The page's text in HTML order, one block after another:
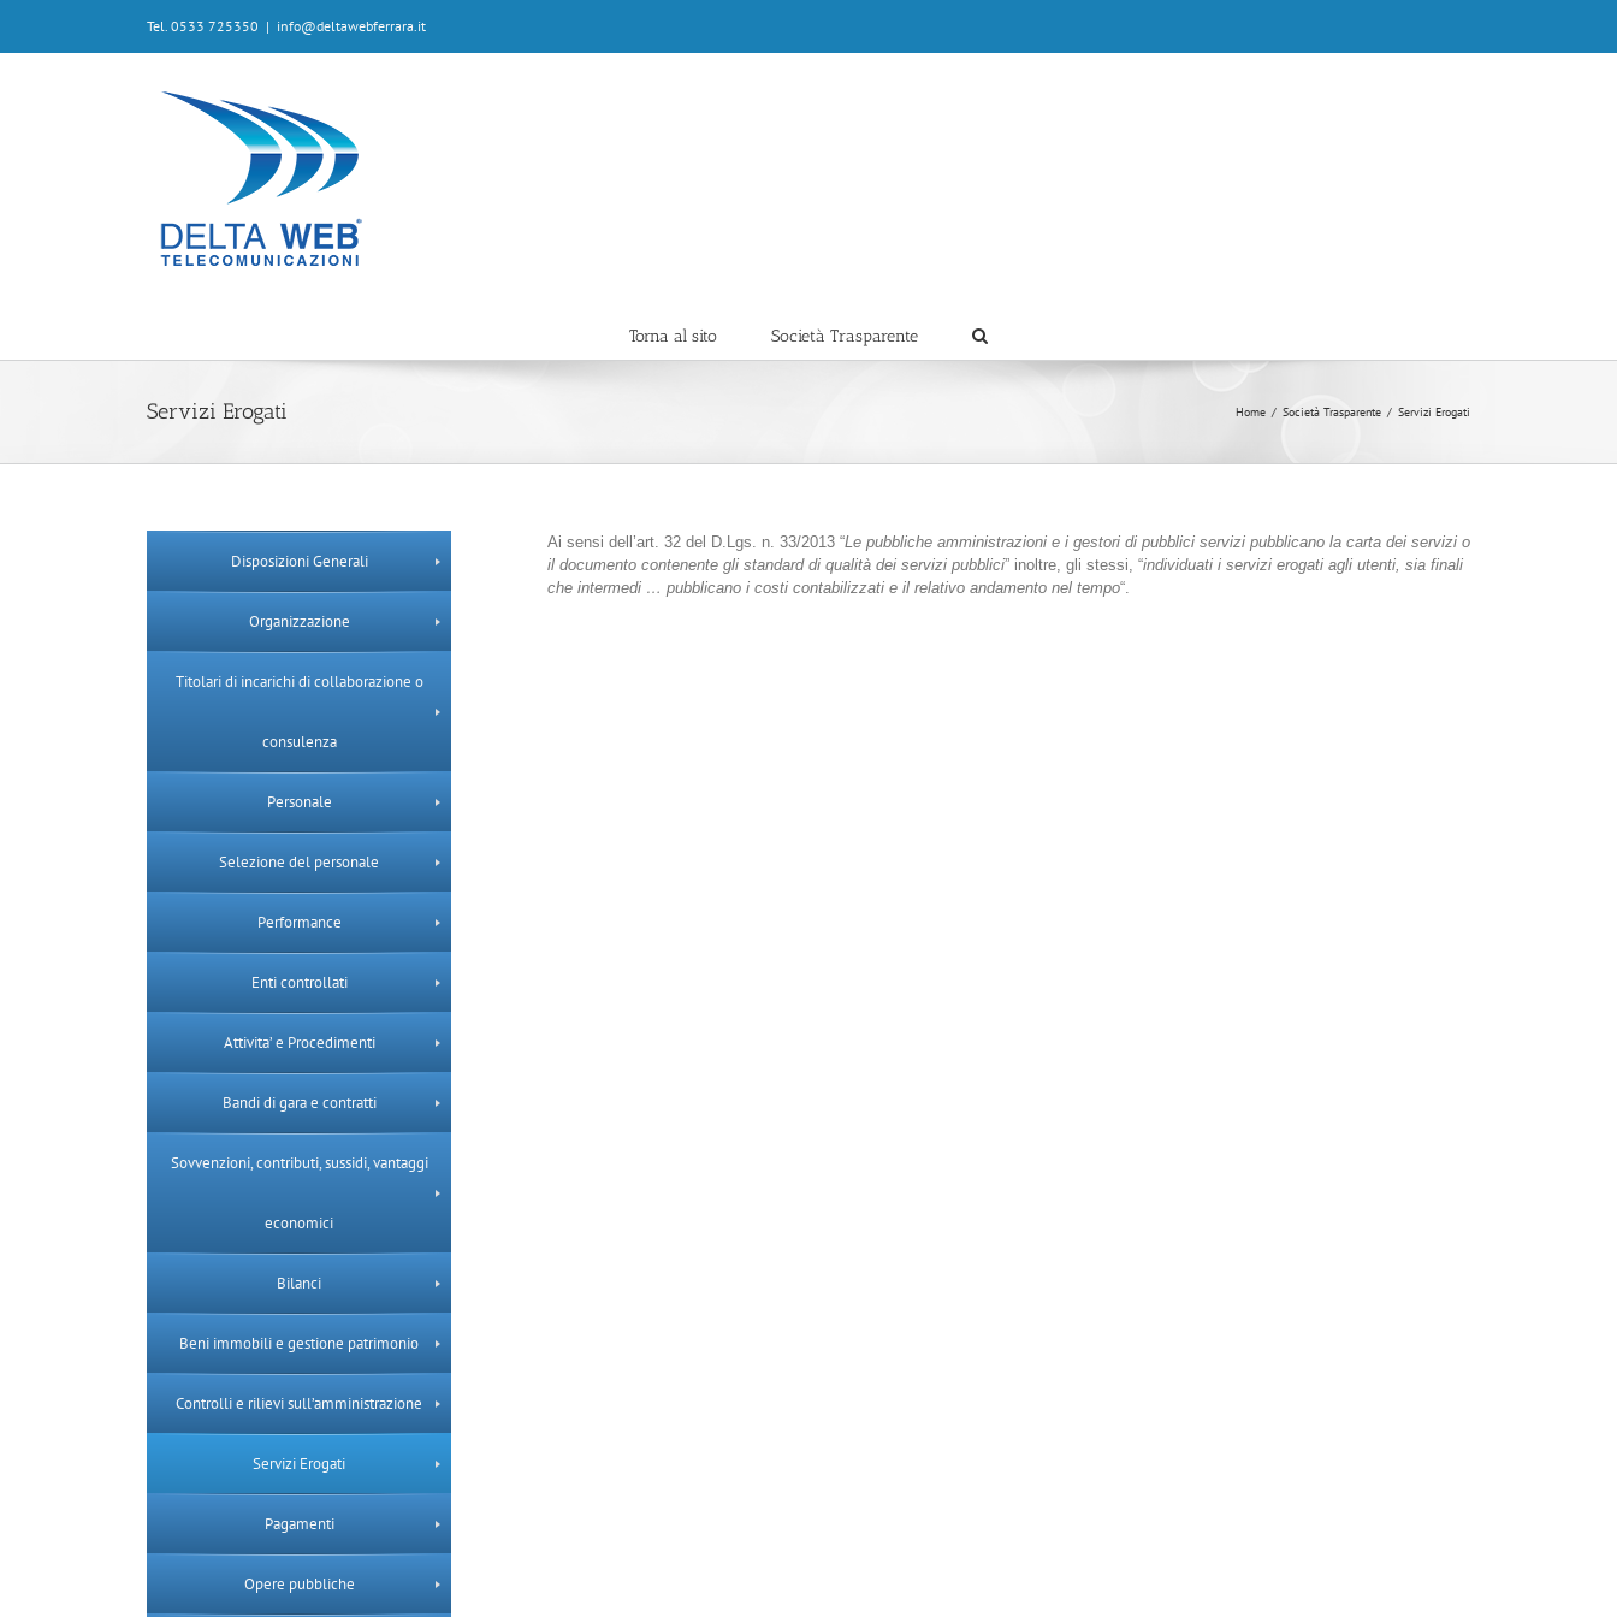
Tel. 0533 725350 | info@deltawebferrara.it
Torna al sito Società Trasparente
Servizi Erogati Home / Società Trasparente / Servizi Erogati
Ai sensi dell’art. 32 del D.Lgs. n. 33/2013 “Le pubbliche amministrazioni e i gestori di pubblici servizi pubblicano la carta dei servizi o
il documento contenente gli standard di qualità dei servizi pubblici” inoltre, gli stessi, “individuati i servizi erogati agli utenti, sia finali
che intermedi … pubblicano i costi contabilizzati e il relativo andamento nel tempo“.
Disposizioni Generali
Organizzazione
Titolari di incarichi di collaborazione o
consulenza
Personale
Selezione del personale
Performance
Enti controllati
Attivita’ e Procedimenti
Bandi di gara e contratti
Sovvenzioni, contributi, sussidi, vantaggi
economici
Bilanci
Beni immobili e gestione patrimonio
Controlli e rilievi sull’amministrazione
Servizi Erogati
Pagamenti
Opere pubbliche